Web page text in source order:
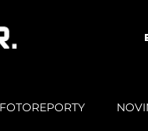
FOTOREPORTY